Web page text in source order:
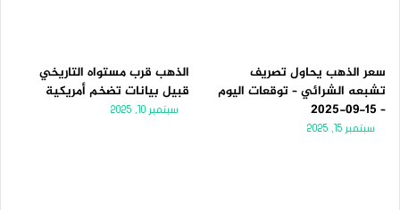
سعر الذهب يحاول تصريف
تشبعه الشرائي – توقعات اليوم
– 15-09-2025
سبتمبر 15, 2025
الذهب قرب مستواه التاريخي
قبيل بيانات تضخم أمريكية
سبتمبر 10, 2025